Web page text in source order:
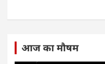
आज का मौषम